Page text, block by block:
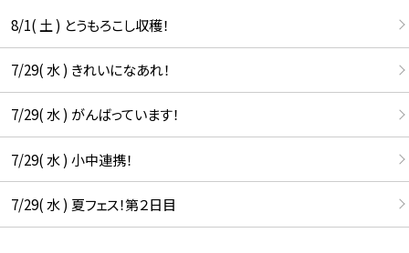
8/1( 土 ) とうもろこし収穫！
7/29( 水 ) きれいになあれ！
7/29( 水 ) がんばっています！
7/29( 水 ) 小中連携！
7/29( 水 ) 夏フェス！第２日目